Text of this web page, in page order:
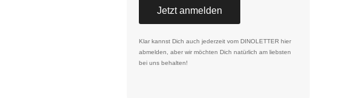
Jetzt anmelden
Klar kannst Dich auch jederzeit vom DINOLETTER hier
abmelden, aber wir möchten Dich natürlich am liebsten
bei uns behalten!